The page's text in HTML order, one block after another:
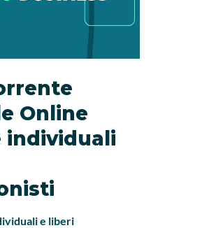
Online
individuali
e liberi